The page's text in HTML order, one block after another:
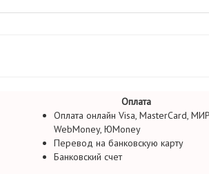
Оплата
Оплата онлайн Visa, MasterCard,
WebMoney, ЮMoney
Перевод на банковскую карту
Банковский счет